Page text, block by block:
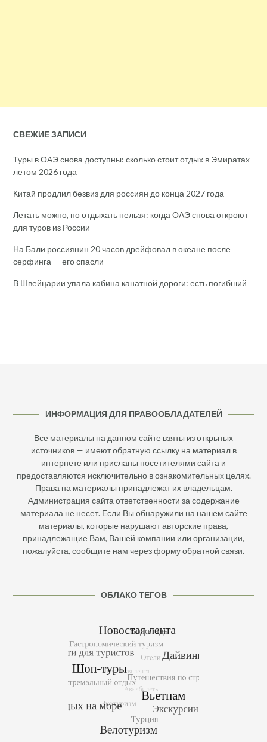
СВЕЖИЕ ЗАПИСИ
Туры в ОАЭ снова доступны: сколько стоит отдых в Эмиратах
летом 2026 года
Китай продлил безвиз для россиян до конца 2027 года
Летать можно, но отдыхать нельзя: когда ОАЭ снова откроют
для туров из России
На Бали россиянин 20 часов дрейфовал в океане после
серфинга — его спасли
В Швейцарии упала кабина канатной дороги: есть погибший
ИНФОРМАЦИЯ ДЛЯ ПРАВООБЛАДАТЕЛЕЙ
Все материалы на данном сайте взяты из открытых
источников — имеют обратную ссылку на материал в
интернете или присланы посетителями сайта и
предоставляются исключительно в ознакомительных целях.
Права на материалы принадлежат их владельцам.
Администрация сайта ответственности за содержание
материала не несет. Если Вы обнаружили на нашем сайте
материалы, которые нарушают авторские права,
принадлежащие Вам, Вашей компании или организации,
пожалуйста, сообщите нам через форму обратной связи.
ОБЛАКО ТЕГОВ